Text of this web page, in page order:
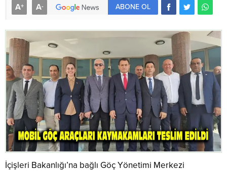
A+ A- ABONE OL
İçişleri Bakanlığı’na bağlı Göç Yönetimi Merkezi